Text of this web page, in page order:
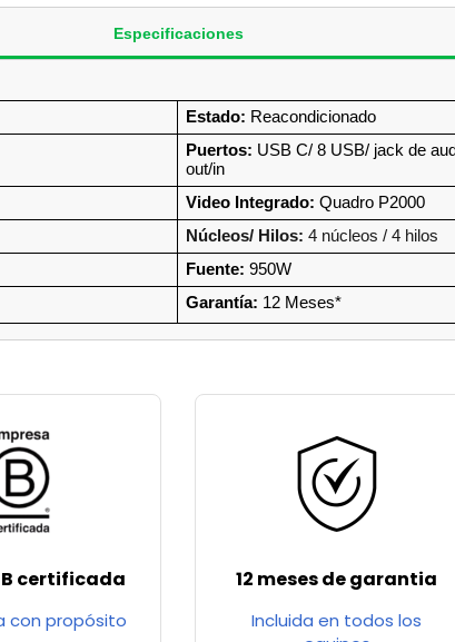
Especificaciones
Estado: Reacondicionado
Puertos: USB C/ 8 USB/ jack de
out/in
Video Integrado: Quadro P2000
Núcleos/ Hilos: 4 núcleos / 4 hilos
Fuente: 950W
Garantía: 12 Meses*
B certificada
con propósito
12 meses de garantia
Incluida en todos los